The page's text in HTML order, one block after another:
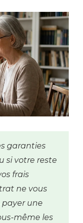
garanties
si votre reste
frais
ne vous
payer une
même les